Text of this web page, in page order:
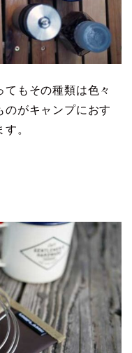
てもその種類は色々
のがキャンプにおす
。